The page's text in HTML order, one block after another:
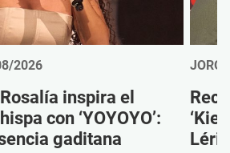
2026
inspira el
con ‘YOYOYO’:
gaditana